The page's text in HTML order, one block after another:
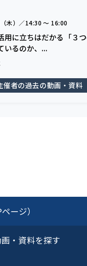
木）／14:30 〜 16:00
用に立ちはだかる「３
いるのか、...
催者の過去の動画・資料
ージ）
・資料を探す